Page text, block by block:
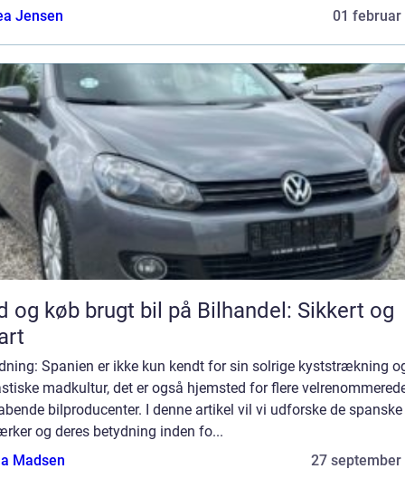
Jensen
01 februar
og køb brugt bil på Bilhandel: Sikkert og
Spanien er ikke kun kendt for sin solrige kyststrækning
madkultur, det er også hjemsted for flere
bilproducenter. I denne artikel vil vi udforske de spanske
og deres betydning inden fo...
Madsen
27 september